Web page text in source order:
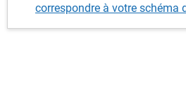
correspondre à votre schéma